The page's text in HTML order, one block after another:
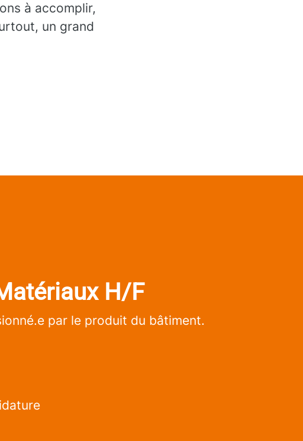
à accomplir,
un grand
H/F
par le produit du bâtiment.